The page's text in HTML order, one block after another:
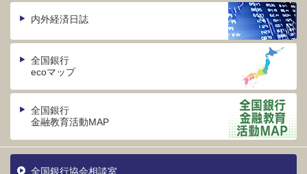
内外経済日誌
全国銀行
ecoマップ
全国銀行
金融教育活動MAP
全国銀行協会相談室